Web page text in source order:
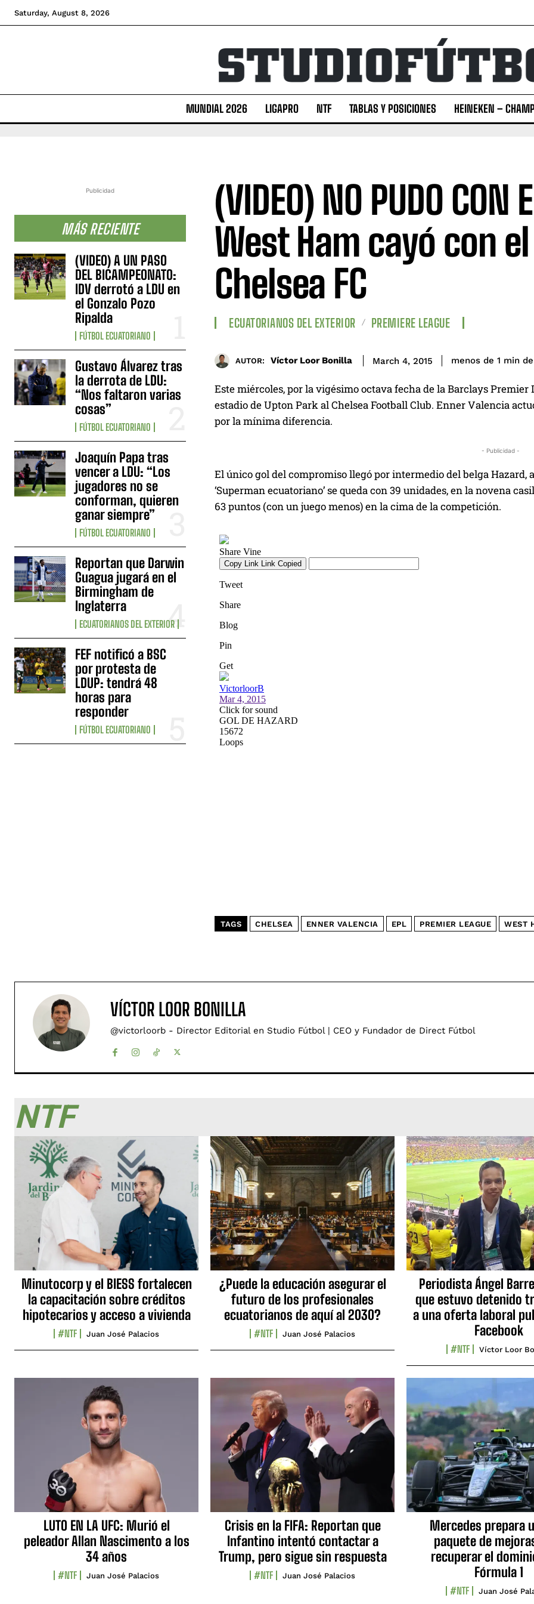
Saturday, August 8, 2026
MUNDIAL 2026 LIGAPRO NTF TABLAS Y POSICIONES HEINEKEN –
Publicidad
MÁS RECIENTE
(VIDEO) A UN PASO
DEL BICAMPEONATO:
IDV derrotó a LDU en
el Gonzalo Pozo
Ripalda
FÚTBOL ECUATORIANO
Gustavo Álvarez tras
la derrota de LDU:
“Nos faltaron varias
cosas”
FÚTBOL ECUATORIANO
Joaquín Papa tras
vencer a LDU: “Los
jugadores no se
conforman, quieren
ganar siempre”
FÚTBOL ECUATORIANO
Reportan que Darwin
Guagua jugará en el
Birmingham de
Inglaterra
ECUATORIANOS DEL EXTERIOR
FEF notificó a BSC
por protesta de
LDUP: tendrá 48
horas para
responder
FÚTBOL ECUATORIANO
(VIDEO) NO PUDO CON
West Ham cayó con el
Chelsea FC
ECUATORIANOS DEL EXTERIOR PREMIERE LEAGUE
AUTOR: Víctor Loor Bonilla March 4, 2015 menos de 1 min
Este miércoles, por la vigésimo octava fecha de la Barclays
estadio de Upton Park al Chelsea Football Club. Enner Valencia
por la mínima diferencia.
- Publicidad -
El único gol del compromiso llegó por intermedio del belga Hazard,
‘Superman ecuatoriano’ se queda con 39 unidades, en la novena
63 puntos (con un juego menos) en la cima de la competición.
TAGS CHELSEA ENNER VALENCIA EPL PREMIER LEAGUE WEST
VÍCTOR LOOR BONILLA
@victorloorb - Director Editorial en Studio Fútbol | CEO y Fundador de Direct Fútbol
NTF
Minutocorp y el BIESS fortalecen
la capacitación sobre créditos
hipotecarios y acceso a vivienda
#NTF Juan José Palacios
¿Puede la educación asegurar el
futuro de los profesionales
ecuatorianos de aquí al 2030?
#NTF Juan José Palacios
Periodista Ángel
que estuvo detenido
a una oferta laboral
Facebook
#NTF Víctor Loor
LUTO EN LA UFC: Murió el
peleador Allan Nascimento a los
34 años
#NTF Juan José Palacios
Crisis en la FIFA: Reportan que
Infantino intentó contactar a
Trump, pero sigue sin respuesta
#NTF Juan José Palacios
Mercedes prepara
paquete de
recuperar el
Fórmula 1
#NTF Juan José